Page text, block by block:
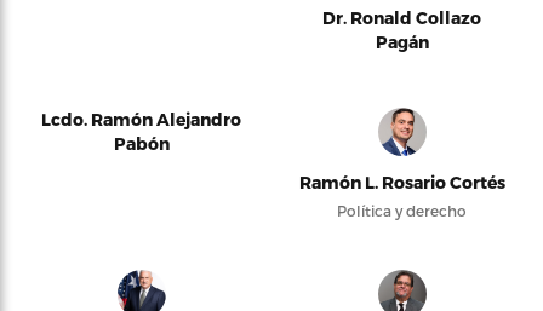
Dr. Ronald Collazo
Pagán
Lcdo. Ramón Alejandro
Pabón
Ramón L. Rosario Cortés
Política y derecho